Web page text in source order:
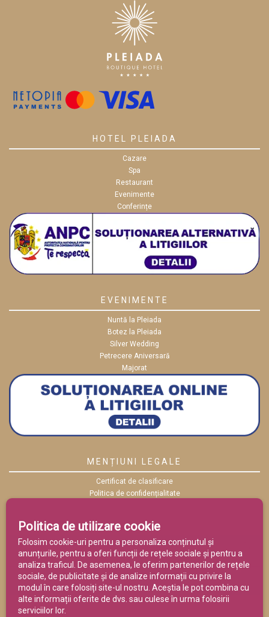
HOTEL PLEIADA
Cazare
Spa
Restaurant
Evenimente
Conferințe
EVENIMENTE
Nuntă la Pleiada
Botez la Pleiada
Silver Wedding
Petrecere Aniversară
Majorat
MENȚIUNI LEGALE
Certificat de clasificare
Politica de confidențialitate
Termeni și condiții
Politica de utilizare cookie
Folosim cookie-uri pentru a personaliza conținutul și
anunțurile, pentru a oferi funcții de rețele sociale și pentru a
analiza traficul. De asemenea, le oferim partenerilor de rețele
sociale, de publicitate și de analize informații cu privire la
modul în care folosiți site-ul nostru. Aceștia le pot combina cu
alte informații oferite de dvs. sau culese în urma folosirii
serviciilor lor.